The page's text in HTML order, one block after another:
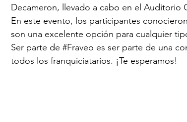
Decameron, llevado a cabo en el Auditorio
En este evento, los participantes
son una excelente opción para cualquier
Ser parte de #Fraveo es ser parte de una
todos los franquiciatarios. ¡Te esperamos!